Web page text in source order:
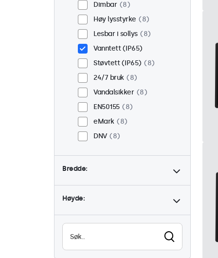
Dimbar
8
Høy lysstyrke
8
Lesbar i sollys
8
Vanntett (IP65)
Støvtett (IP65)
8
24/7 bruk
8
Vandalsikker
8
EN50155
8
eMark
8
DNV
8
Bredde:
Høyde: